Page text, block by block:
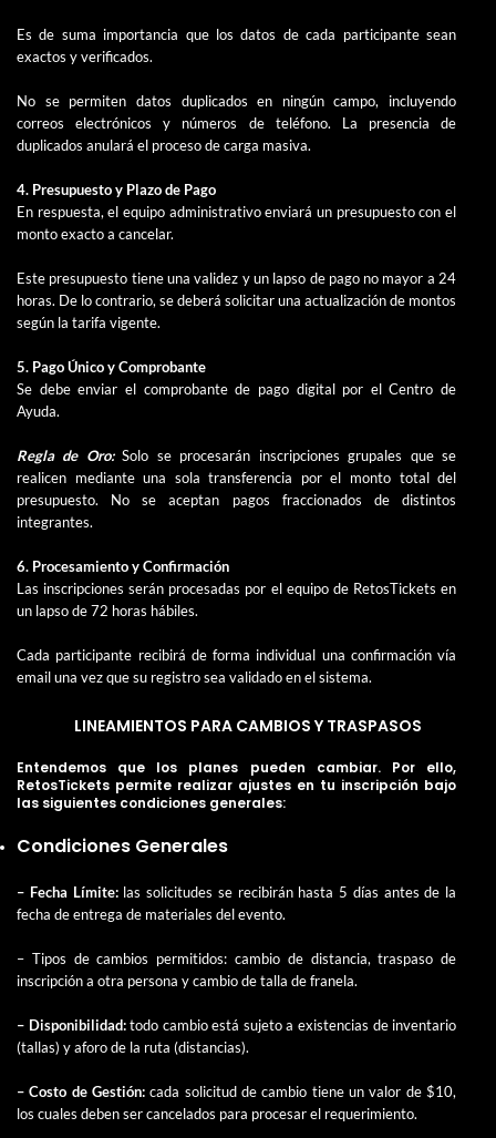
Es de suma importancia que los datos de cada participante sean
exactos y verificados.
No se permiten datos duplicados en ningún campo, incluyendo
correos electrónicos y números de teléfono. La presencia de
duplicados anulará el proceso de carga masiva.
4. Presupuesto y Plazo de Pago
En respuesta, el equipo administrativo enviará un presupuesto con el
monto exacto a cancelar.
Este presupuesto tiene una validez y un lapso de pago no mayor a 24
horas. De lo contrario, se deberá solicitar una actualización de montos
según la tarifa vigente.
5. Pago Único y Comprobante
Se debe enviar el comprobante de pago digital por el Centro de
Ayuda.
Regla de Oro:Solo se procesarán inscripciones grupales que se
realicen mediante una sola transferencia por el monto total del
presupuesto. No se aceptan pagos fraccionados de distintos
integrantes.
6. Procesamiento y Confirmación
Las inscripciones serán procesadas por el equipo de RetosTickets en
un lapso de 72 horas hábiles.
Cada participante recibirá de forma individual una confirmación vía
email una vez que su registro sea validado en el sistema.
LINEAMIENTOS PARA CAMBIOS Y TRASPASOS
Entendemos que los planes pueden cambiar. Por ello,
RetosTickets permite realizar ajustes en tu inscripción bajo
las siguientes condiciones generales:
Condiciones Generales
– Fecha Límite:las solicitudes se recibirán hasta 5 días antes de la
fecha de entrega de materiales del evento.
– Tipos de cambios permitidos: cambio de distancia, traspaso de
inscripción a otra persona y cambio de talla de franela.
– Disponibilidad:todo cambio está sujeto a existencias de inventario
(tallas) y aforo de la ruta (distancias).
– Costo de Gestión: cada solicitud de cambio tiene un valor de $10,
los cuales deben ser cancelados para procesar el requerimiento.